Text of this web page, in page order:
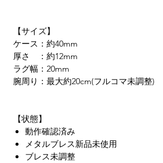
【サイズ】
ケース：約40mm
厚さ ：約12mm
ラグ幅：20mm
腕周り：最大約20cm(フルコマ未調整)
【状態】
動作確認済み
メタルブレス新品未使用
ブレス未調整